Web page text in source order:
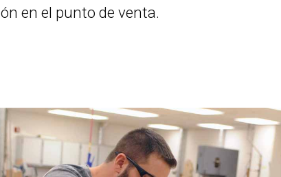
en el punto de venta.